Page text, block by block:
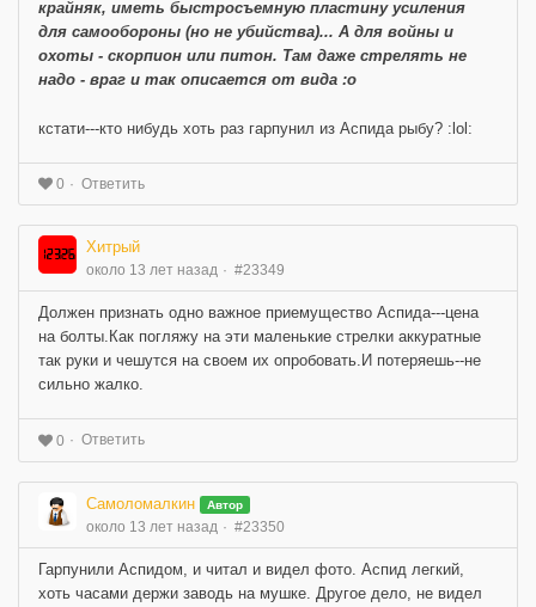
крайняк, иметь быстросъемную пластину усиления
для самообороны (но не убийства)... А для войны и
охоты - скорпион или питон. Там даже стрелять не
надо - враг и так описается от вида :o
кстати---кто нибудь хоть раз гарпунил из Аспида рыбу? :lol:
0 Ответить
Хитрый
около 13 лет назад #23349
Должен признать одно важное приемущество Аспида---цена
на болты.Как погляжу на эти маленькие стрелки аккуратные
так руки и чешутся на своем их опробовать.И потеряешь--не
сильно жалко.
0 Ответить
Самоломалкин Автор
около 13 лет назад #23350
Гарпунили Аспидом, и читал и видел фото. Аспид легкий,
хоть часами держи заводь на мушке. Другое дело, не видел